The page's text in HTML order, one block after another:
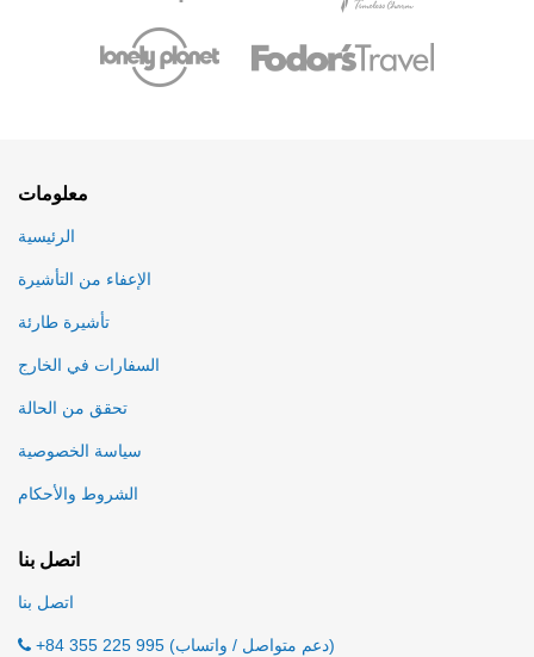
معلومات
الرئيسية
الإعفاء من التأشيرة
تأشيرة طارئة
السفارات في الخارج
تحقق من الحالة
سياسة الخصوصية
الشروط والأحكام
اتصل بنا
اتصل بنا
+84 355 225 995 (دعم متواصل / واتساب)